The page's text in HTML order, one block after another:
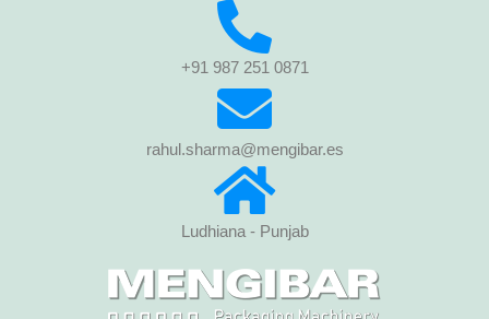
+91 987 251 0871
rahul.sharma@mengibar.es
Ludhiana - Punjab